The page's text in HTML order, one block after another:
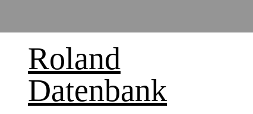
Roland
Datenbank